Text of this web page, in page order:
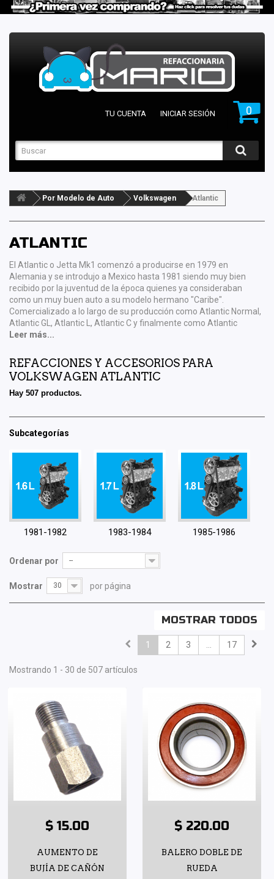
0
TU CUENTA INICIAR SESIÓN
Por Modelo de Auto Volkswagen Atlantic
ATLANTIC
El Atlantic o Jetta Mk1 comenzó a producirse en 1979 en
Alemania y se introdujo a Mexico hasta 1981 siendo muy bien
recibido por la juventud de la época quienes ya consideraban
como un muy buen auto a su modelo hermano "Caribe".
Comercializado a lo largo de su producción como Atlantic Normal,
Atlantic GL, Atlantic L, Atlantic C y finalmente como Atlantic
Leer más...
REFACCIONES Y ACCESORIOS PARA
VOLKSWAGEN ATLANTIC
Hay 507 productos.
Subcategorías
1981-1982 1983-1984 1985-1986
Ordenar por --
Mostrar 30 por página
MOSTRAR TODOS
1 2 3 ... 17
Mostrando 1 - 30 de 507 artículos
$ 15.00
AUMENTO DE
BUJÍA DE CAÑÓN
$ 220.00
BALERO DOBLE DE
RUEDA